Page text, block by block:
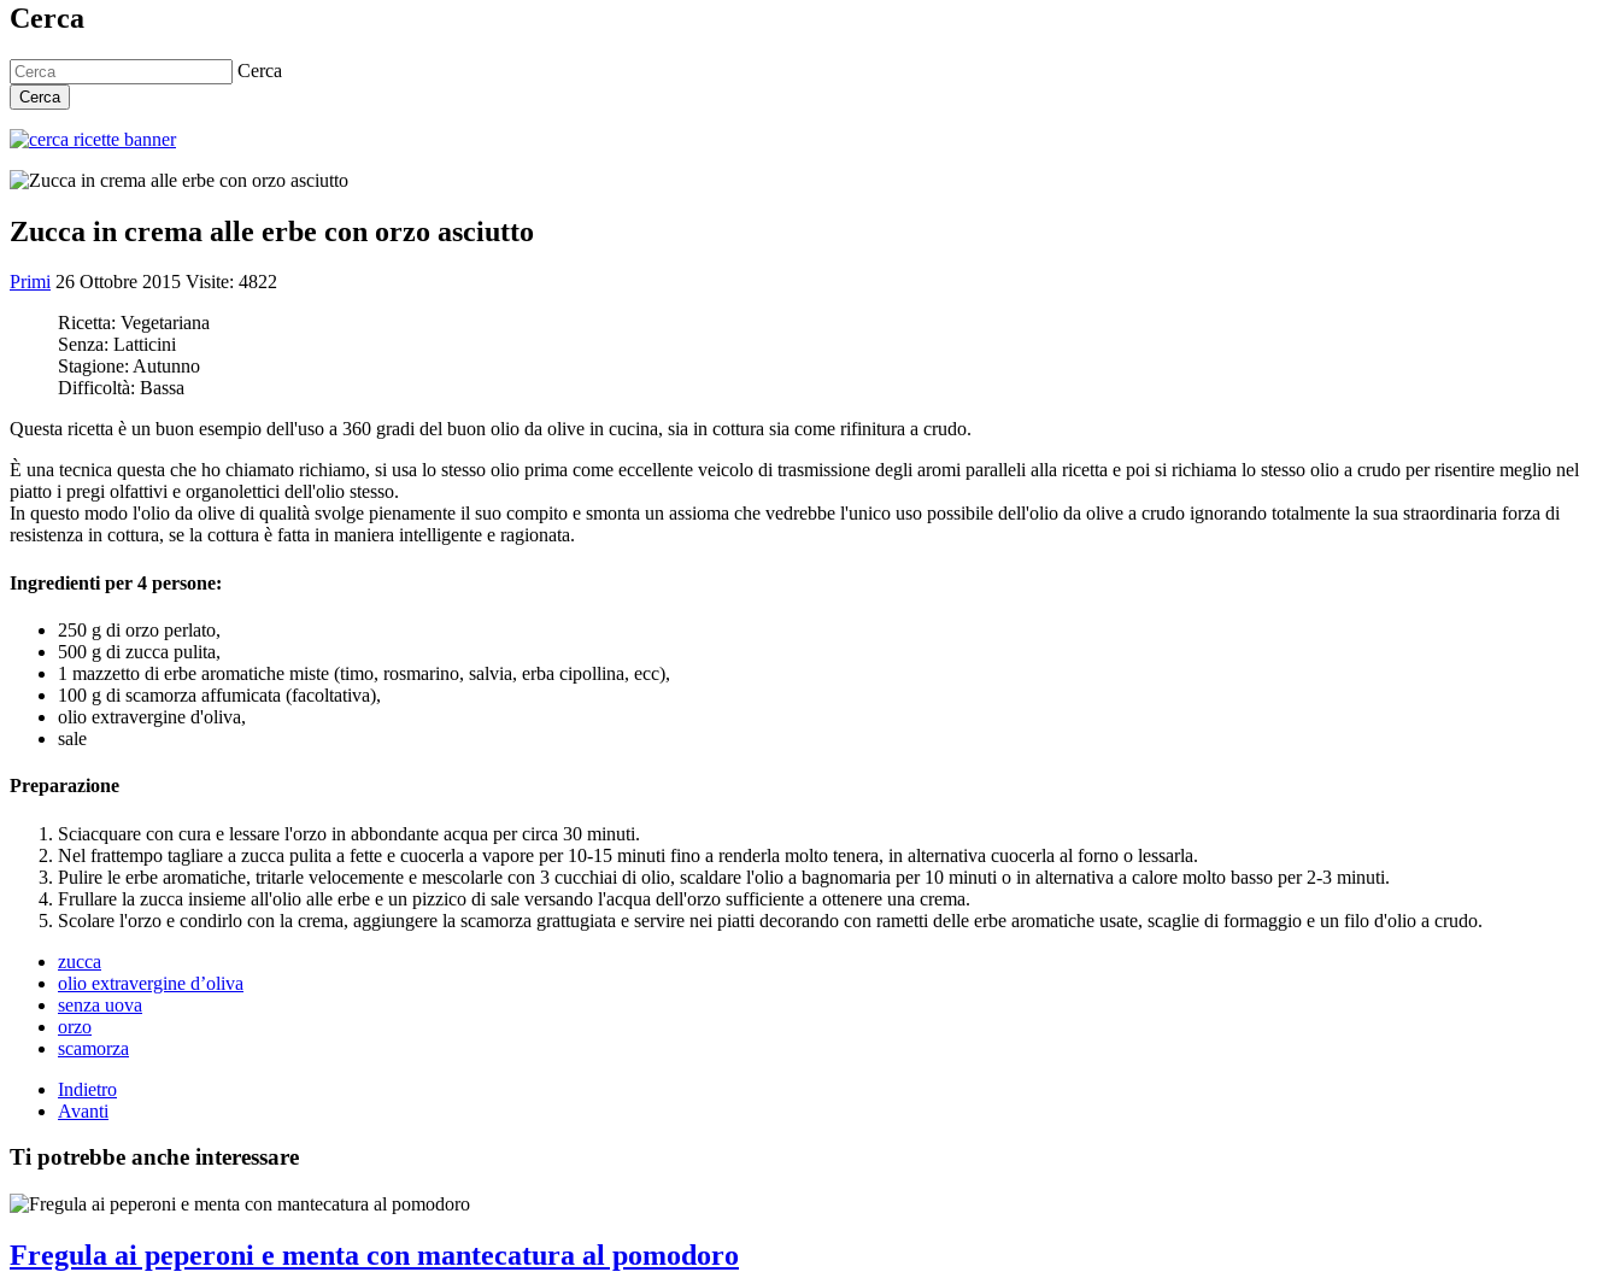
Cerca
Cerca
Cerca
Zucca in crema alle erbe con orzo asciutto
Primi 26 Ottobre 2015 Visite: 4822
Ricetta: Vegetariana
Senza: Latticini
Stagione: Autunno
Difficoltà: Bassa
Questa ricetta è un buon esempio dell'uso a 360 gradi del buon olio da olive in cucina, sia in cottura sia come rifinitura a crudo.
È una tecnica questa che ho chiamato richiamo, si usa lo stesso olio prima come eccellente veicolo di trasmissione degli aromi paralleli alla ricetta e poi si richiama lo stesso olio a crudo per risentire meglio nel
piatto i pregi olfattivi e organolettici dell'olio stesso.
In questo modo l'olio da olive di qualità svolge pienamente il suo compito e smonta un assioma che vedrebbe l'unico uso possibile dell'olio da olive a crudo ignorando totalmente la sua straordinaria forza di
resistenza in cottura, se la cottura è fatta in maniera intelligente e ragionata.
Ingredienti per 4 persone:
250 g di orzo perlato,
500 g di zucca pulita,
1 mazzetto di erbe aromatiche miste (timo, rosmarino, salvia, erba cipollina, ecc),
100 g di scamorza affumicata (facoltativa),
olio extravergine d'oliva,
sale
Preparazione
Sciacquare con cura e lessare l'orzo in abbondante acqua per circa 30 minuti.
Nel frattempo tagliare a zucca pulita a fette e cuocerla a vapore per 10-15 minuti fino a renderla molto tenera, in alternativa cuocerla al forno o lessarla.
Pulire le erbe aromatiche, tritarle velocemente e mescolarle con 3 cucchiai di olio, scaldare l'olio a bagnomaria per 10 minuti o in alternativa a calore molto basso per 2-3 minuti.
Frullare la zucca insieme all'olio alle erbe e un pizzico di sale versando l'acqua dell'orzo sufficiente a ottenere una crema.
Scolare l'orzo e condirlo con la crema, aggiungere la scamorza grattugiata e servire nei piatti decorando con rametti delle erbe aromatiche usate, scaglie di formaggio e un filo d'olio a crudo.
zucca
olio extravergine d’oliva
senza uova
orzo
scamorza
Indietro
Avanti
Ti potrebbe anche interessare
Fregula ai peperoni e menta con mantecatura al pomodoro